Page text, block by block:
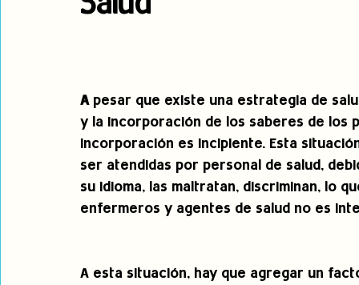
jóvenes indígenas Incidencias incidencia PNPI
A pesar que existe una estrategia de
y la incorporación de los saberes de los
incorporación es incipiente. Esta
ser atendidas por personal de salud,
su idioma, las maltratan, discriminan, lo
enfermeros y agentes de salud no es
A esta situación, hay que agregar un